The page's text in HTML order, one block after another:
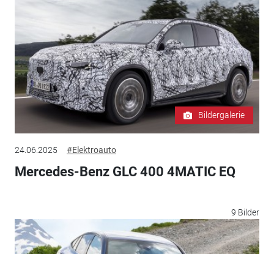
Bildergalerie
24.06.2025 #Elektroauto
Mercedes-Benz GLC 400 4MATIC EQ
9 Bilder